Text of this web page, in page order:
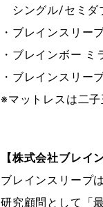
シングル/セミダ
・ブレインスリー
・ブレインボー
・ブレインスリー
※マットレスは二子
【株式会社ブレイ
ブレインスリープ
研究顧問として「